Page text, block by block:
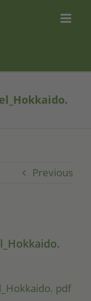
Previous
pdf